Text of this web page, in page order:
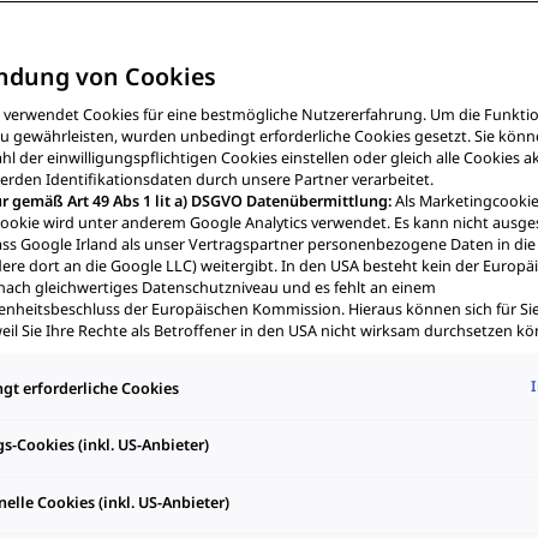
vor allem die Ladeinfrastruktur der Schlüssel zum Erfolg.
Laden von E-Lkws & Bussenin der Praxis aus? Es lassen sich
Megawatt-Charging (MCS) als Schlüsselfaktor im Fernverkehr:
MCS als
von Cookies
verwendet Cookies für eine bestmögliche Nutzererfahrung. Um die
gewährleisten, wurden unbedingt erforderliche Cookies gesetzt. Sie
der einwilligungspflichtigen Cookies einstellen oder gleich alle Cookies
Identifikationsdaten durch unsere Partner verarbeitet.
gemäß Art 49 Abs 1 lit a) DSGVO Datenübermittlung:Als
wird unter anderem Google Analytics verwendet. Es kann nicht
Google Irland als unser Vertragspartner personenbezogene Daten in die
dort an die Google LLC) weitergibt. In den USA besteht kein der
gleichwertiges Datenschutzniveau und es fehlt an einem
der Europäischen Kommission. Hieraus können sich für
Sie Ihre Rechte als Betroffener in den USA nicht wirksam durchsetzen
in Ihre persönlichen Rechte und Freiheiten nicht auf das absolut
Dienstleister erlauben, dann stimmen Sie damit auch gemäß Art 49 Abs 1
der in den entsprechenden Cookies enthaltenen
am Ende der Webseite.
erforderliche Cookies
Cookies (inkl. US-Anbieter)
Cookies (inkl. US-Anbieter)